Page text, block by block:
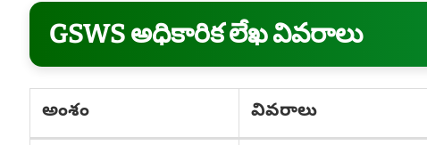
GSWS అధికారిక లేఖ వివరాలు
అంశం వివరాలు